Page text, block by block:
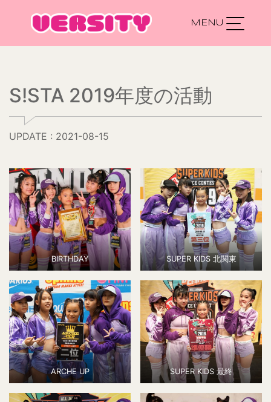
Main Navigation
S!STA 2019年度の活動
UPDATE : 2021-08-15
BIRTHDAY SUPER KIDS 北関東
ARCHE UP SUPER KIDS 最終